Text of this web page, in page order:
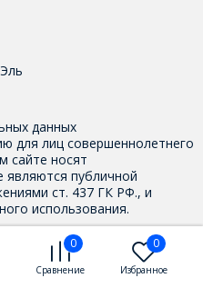
данных
для лиц совершеннолетнего
сайте носят
являются публичной
ст. 437 ГК РФ., и
использования.
0
Сравнение
0
Избранное